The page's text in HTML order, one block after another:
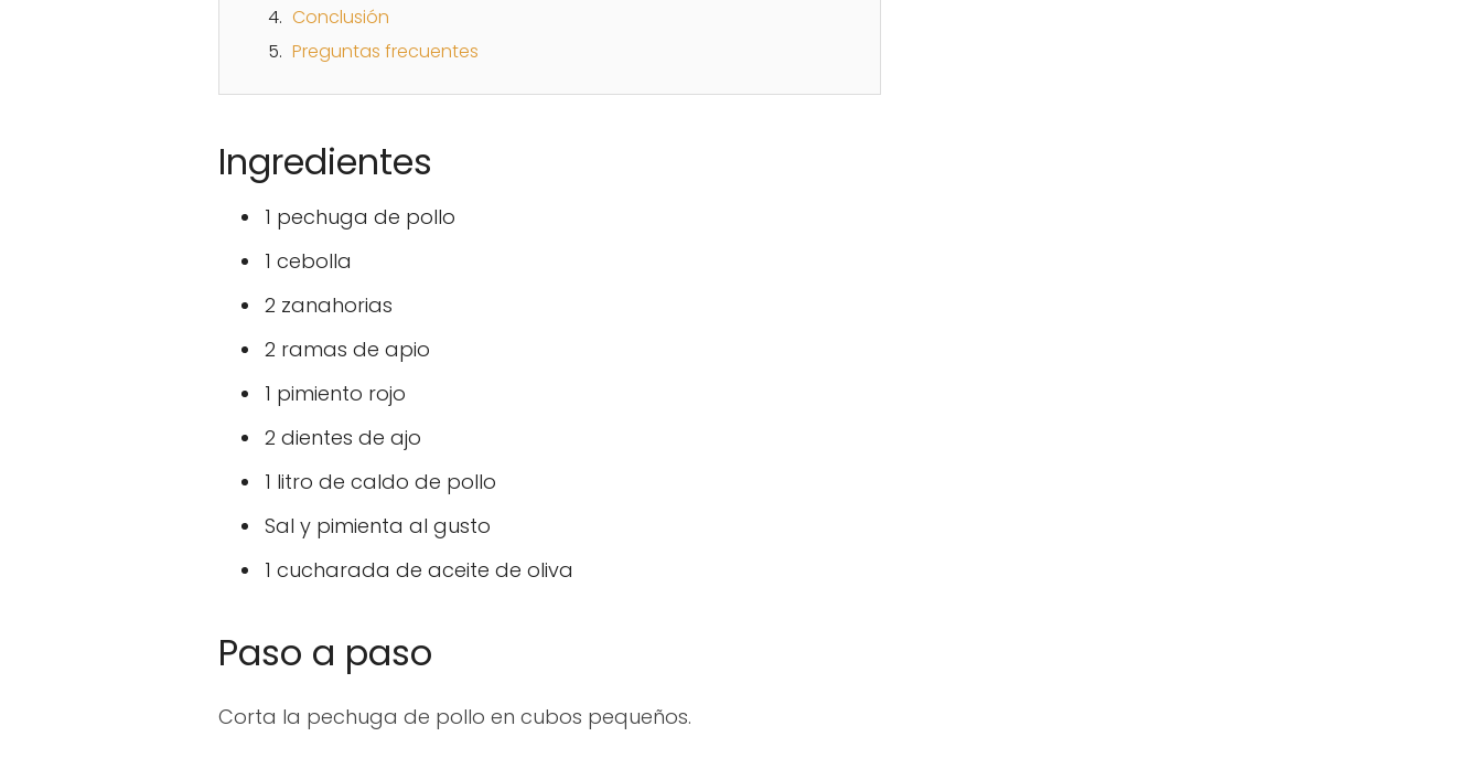
Conclusión
Preguntas frecuentes
Ingredientes
1 pechuga de pollo
1 cebolla
2 zanahorias
2 ramas de apio
1 pimiento rojo
2 dientes de ajo
1 litro de caldo de pollo
Sal y pimienta al gusto
1 cucharada de aceite de oliva
Paso a paso
Corta la pechuga de pollo en cubos pequeños.